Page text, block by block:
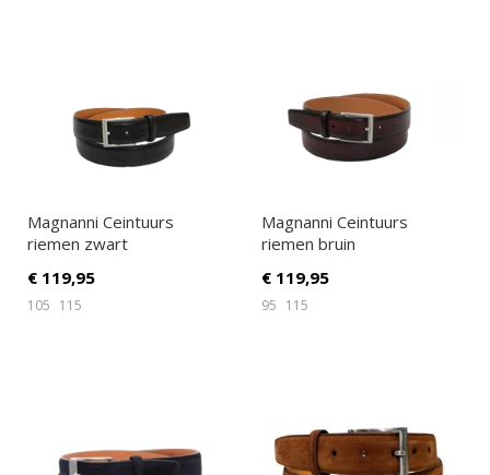
Magnanni Ceintuurs
riemen zwart
€ 119,95
105 115
Magnanni Ceintuurs
riemen bruin
€ 119,95
95 115